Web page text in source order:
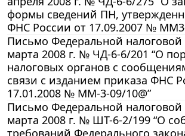
формы сведений ПН,
ФНС России от 17.09.2007 №
Письмо Федеральной
марта 2008 г. № ЧД-6-6/201 “О
налоговых органов с
связи с изданием приказа ФНС
17.01.2008 № ММ-3-09/10@”
Письмо Федеральной
марта 2008 г. № ШТ-6-2/199 “О